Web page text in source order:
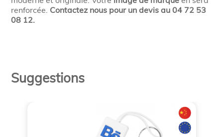
renforcée. Contactez nous pour un devis au 04 72 53
08 12.
Suggestions